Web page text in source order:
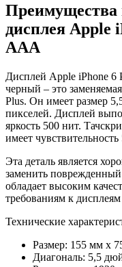
Преимущества
дисплея Apple
AAA
Дисплей Apple iPhone 6
черный – это
Plus. Он имеет размер
пикселей. Дисплей
яркость 500 нит.
имеет чувствительность
Эта деталь является
заменить
обладает высоким
требованиям к
Технические
Размер: 155 мм x
Диагональ: 5,5